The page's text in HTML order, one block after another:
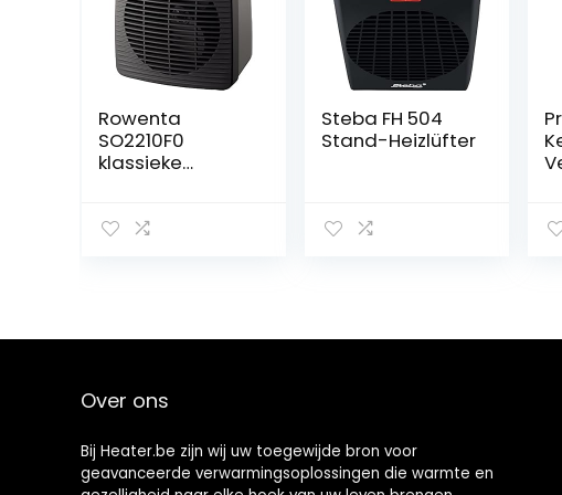
Rowenta
SO2210F0
klassieke
Twee krachtige
Steba FH 504
Stand-Heizlüfter
Over ons
Bij Heater.be zijn wij uw toegewijde bron voor
geavanceerde verwarmingsoplossingen die warmte en